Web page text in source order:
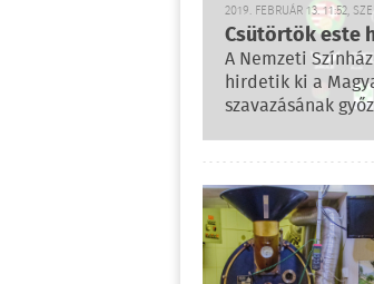
2019. FEBRUÁR 13. 11:52,
Csütörtök este
A Nemzeti
hirdetik ki a
szavazásának